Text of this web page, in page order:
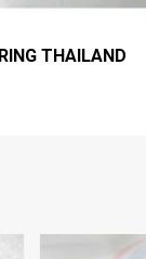
THAILAND